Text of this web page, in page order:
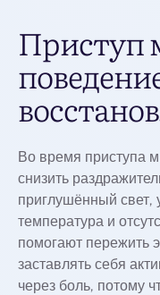
Приступ
Во время приступа
снизить
приглушённый свет,
температура и
помогают пережить
заставлять себя
через боль, потому